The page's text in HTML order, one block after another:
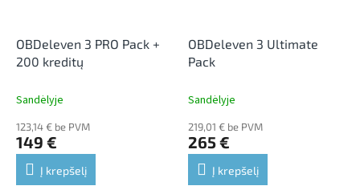
OBDeleven 3 PRO Pack +
200 kreditų
Sandėlyje
123,14 € be PVM
149 €
Į krepšelį
OBDeleven 3 Ultimate
Pack
Sandėlyje
219,01 € be PVM
265 €
Į krepšelį